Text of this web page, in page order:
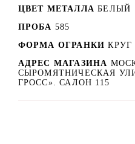
ЦВЕТ МЕТАЛЛА БЕЛЫЙ
ПРОБА 585
ФОРМА ОГРАНКИ КРУГ
АДРЕС МАГАЗИНА
СЫРОМЯТНИЧЕСКАЯ
ГРОСС». САЛОН 115